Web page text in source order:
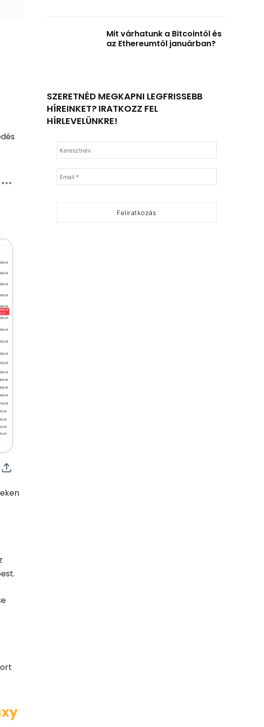
Mit várhatunk a Bitcointól és
az Ethereumtól januárban?
SZERETNÉD MEGKAPNI LEGFRISSEBB
HÍREINKET? IRATKOZZ FEL
HÍRLEVELÜNKRE!